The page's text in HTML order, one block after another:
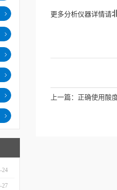
24
27
更多分析仪器详情请
上一篇： 正确使用酸